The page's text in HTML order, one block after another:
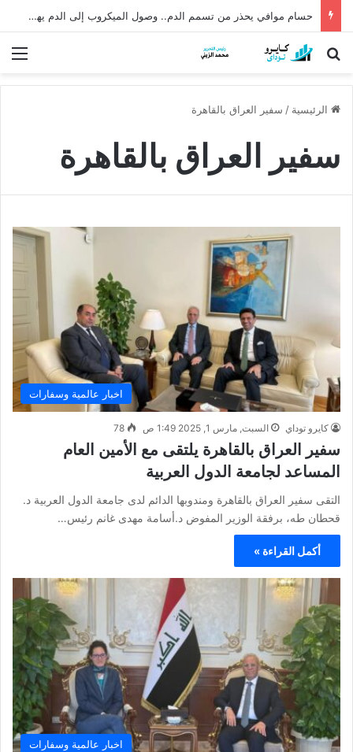
حسام موافي يحذر من تسمم الدم.. وصول الميكروب إلى الدم يهدد الحياة
بحث عن
الرئيسية / سفير العراق بالقاهرة
سفير العراق بالقاهرة
اخبار عالمية وسفارات
كايرو توداي السبت, مارس 1, 2025 1:49 ص 78
سفير العراق بالقاهرة يلتقى مع الأمين العام
المساعد لجامعة الدول العربية
التقى سفير العراق بالقاهرة ومندوبها الدائم لدى جامعة الدول العربية د.
قحطان طه، برفقة الوزير المفوض د.أسامة مهدى غانم رئيس…
أكمل القراءة »
اخبار عالمية وسفارات